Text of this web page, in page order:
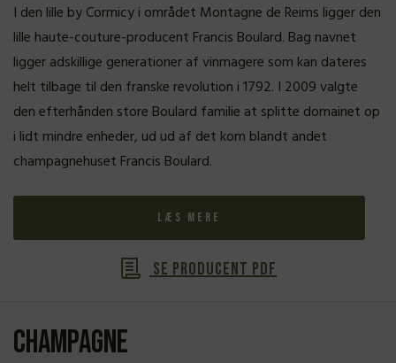
I den lille by Cormicy i området Montagne de Reims ligger den
lille haute-couture-producent Francis Boulard. Bag navnet
ligger adskillige generationer af vinmagere som kan dateres
helt tilbage til den franske revolution i 1792. I 2009 valgte
den efterhånden store Boulard familie at splitte domainet op
i lidt mindre enheder, ud ud af det kom blandt andet
champagnehuset Francis Boulard.
Læs mere
Se producent PDF
Champagne